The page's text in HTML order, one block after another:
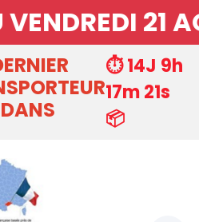
VENDREDI
DANS
⏱️ 14J 9h
17m 21s
📦